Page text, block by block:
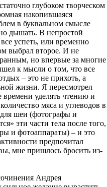
глубоком творческом
накопившаяся
в буквальном смысле
дышать. В непростой
успеть, или временно
выбрал второе. И не
но впервые за многие
к мысли о том, что все
– это не прихоть, а
жизни. Я пересмотрел
уделять чтению и
мяса и углеводов в
шеи (фотографы и
эти части тела после того,
и фотоаппараты) – и это
предпочитал
мне пришлось бросить из-
Андрея